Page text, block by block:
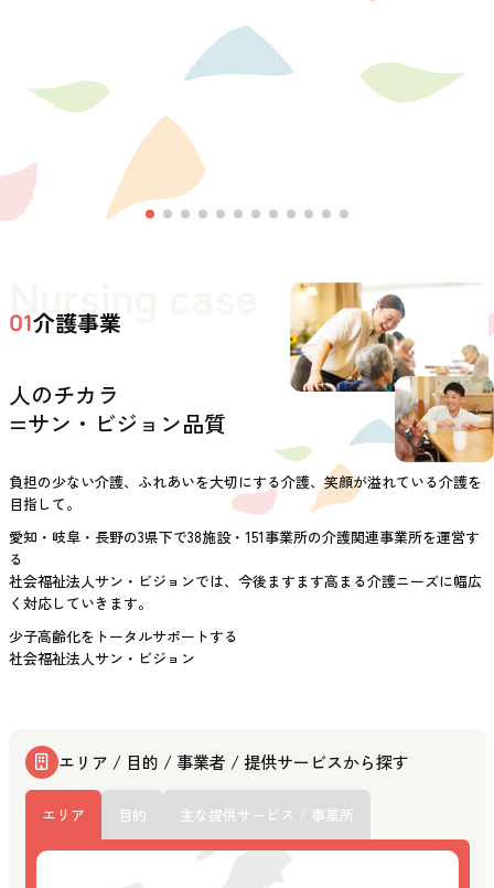
Nursing case
01介護事業
人のチカラ
=サン・ビジョン品質
負担の少ない介護、ふれあいを大切にする介護、笑顔が溢れている介護を
目指して。
愛知・岐阜・長野の3県下で38施設・151事業所の介護関連事業所を運営す
る
社会福祉法人サン・ビジョンでは、今後ますます高まる介護ニーズに幅広
く対応していきます。
少子高齢化をトータルサポートする
社会福祉法人サン・ビジョン
エリア / 目的 / 事業者 / 提供サービスから探す
エリア 目的 主な提供サービス / 事業所